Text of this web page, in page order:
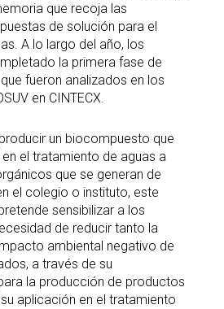
que recoja las
de solución para el
A lo largo del año, los
la primera fase de
fueron analizados en los
en CINTECX.
un biocompuesto que
el tratamiento de aguas a
que se generan de
el colegio o instituto, este
sensibilizar a los
de reducir tanto la
ambiental negativo de
a través de su
la producción de productos
aplicación en el tratamiento